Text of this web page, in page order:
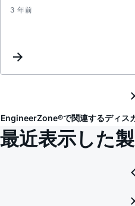
3 年前
EngineerZone®で関連するディス
最近表示した